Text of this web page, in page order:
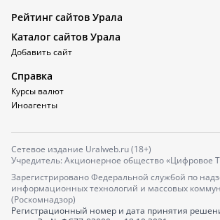
Рейтинг сайтов Урала
Каталог сайтов Урала
Добавить сайт
Справка
Курсы валют
Иноагенты
Сетевое издание Uralweb.ru (18+)
Учредитель: Акционерное общество «Цифровое
Зарегистрировано Федеральной службой по
информационных технологий и массовых
(Роскомнадзор)
Регистрационный номер и дата принятия